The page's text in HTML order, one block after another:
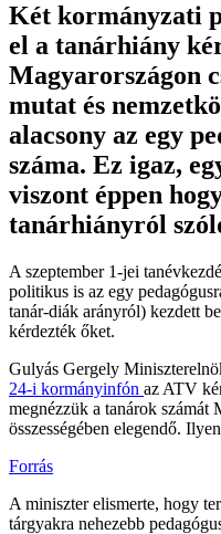
Két kormányzati
el a tanárhiány
Magyarországon
mutat és
alacsony az egy
száma. Ez igaz,
viszont éppen
tanárhiányról
A szeptember 1-jei
politikus is az egy
tanár-diák arányról) kezdett
kérdezték őket.
Gulyás Gergely
24-i kormányinfón az ATV
megnézzük a tanárok számát
összességében elegendő.
Forrás
A miniszter elismerte, hogy
tárgyakra nehezebb